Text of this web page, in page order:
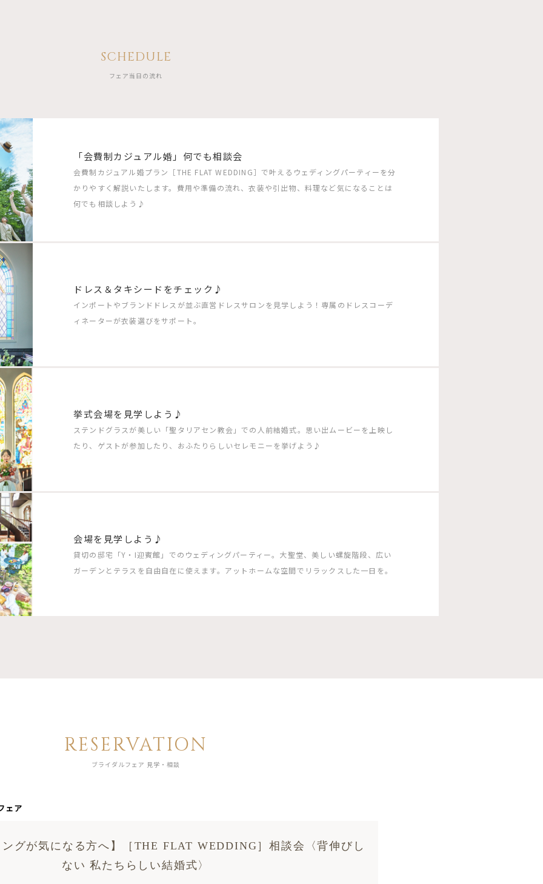
SCHEDULE
フェア当日の流れ
「会費制カジュアル婚」何でも相談会
会費制カジュアル婚プラン［THE FLAT WEDDING］で叶えるウェディングパーティーを分
かりやすく解説いたします。費用や準備の流れ、衣装や引出物、料理など気になることは
何でも相談しよう♪
ドレス＆タキシードをチェック♪
インポートやブランドドレスが並ぶ直営ドレスサロンを見学しよう！専属のドレスコーデ
ィネーターが衣装選びをサポート。
挙式会場を見学しよう♪
ステンドグラスが美しい「聖タリアセン教会」での人前結婚式。思い出ムービーを上映し
たり、ゲストが参加したり、おふたりらしいセレモニーを挙げよう♪
会場を見学しよう♪
貸切の邸宅「Y・I迎賓館」でのウェディングパーティー。大聖堂、美しい螺旋階段、広い
ガーデンとテラスを自由自在に使えます。アットホームな空間でリラックスした一日を。
RESERVATION
ブライダルフェア 見学・相談
ェア
グが気になる方へ】［THE FLAT WEDDING］相談会〈背伸びし
ない 私たちらしい結婚式〉